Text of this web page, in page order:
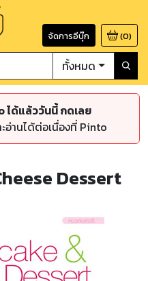
จัดการอีบุ๊ก (0)
ทั้งหมด
ได้แล้ววันนี้ กดเลย
านได้ต่อเนื่องที่ Pinto
Dessert